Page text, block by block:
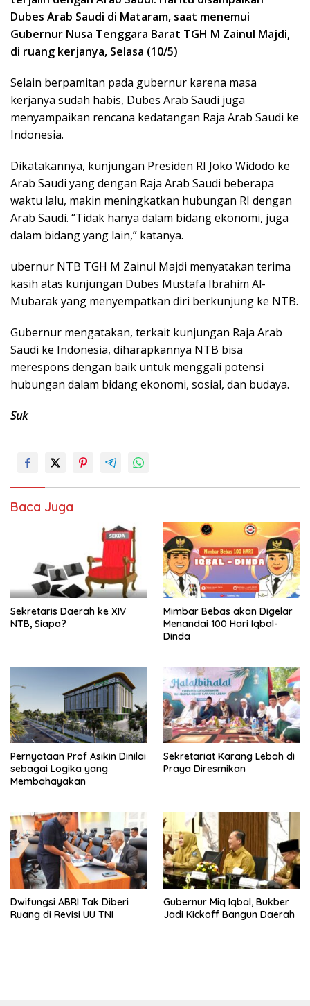
Dubes Arab Saudi di Mataram, saat menemui
Gubernur Nusa Tenggara Barat TGH M Zainul Majdi,
di ruang kerjanya, Selasa (10/5)
Selain berpamitan pada gubernur karena masa
kerjanya sudah habis, Dubes Arab Saudi juga
menyampaikan rencana kedatangan Raja Arab Saudi ke
Indonesia.
Dikatakannya, kunjungan Presiden RI Joko Widodo ke
Arab Saudi yang dengan Raja Arab Saudi beberapa
waktu lalu, makin meningkatkan hubungan RI dengan
Arab Saudi. “Tidak hanya dalam bidang ekonomi, juga
dalam bidang yang lain,” katanya.
ubernur NTB TGH M Zainul Majdi menyatakan terima
kasih atas kunjungan Dubes Mustafa Ibrahim Al-
Mubarak yang menyempatkan diri berkunjung ke NTB.
Gubernur mengatakan, terkait kunjungan Raja Arab
Saudi ke Indonesia, diharapkannya NTB bisa
merespons dengan baik untuk menggali potensi
hubungan dalam bidang ekonomi, sosial, dan budaya.
Suk
Baca Juga
Sekretaris Daerah ke XIV
NTB, Siapa?
Mimbar Bebas akan Digelar
Menandai 100 Hari Iqbal-
Dinda
Pernyataan Prof Asikin Dinilai
sebagai Logika yang
Membahayakan
Sekretariat Karang Lebah di
Praya Diresmikan
Dwifungsi ABRI Tak Diberi
Ruang di Revisi UU TNI
Gubernur Miq Iqbal, Bukber
Jadi Kickoff Bangun Daerah